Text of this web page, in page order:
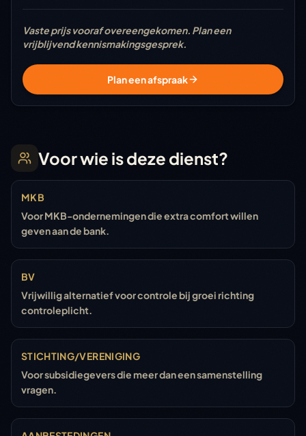
Vaste prijs vooraf overeengekomen. Plan een
vrijblijvend kennismakingsgesprek.
Plan een afspraak
Voor wie is deze dienst?
MKB
Voor MKB-ondernemingen die extra comfort willen
geven aan de bank.
BV
Vrijwillig alternatief voor controle bij groei richting
controleplicht.
STICHTING/VERENIGING
Voor subsidiegevers die meer dan een samenstelling
vragen.